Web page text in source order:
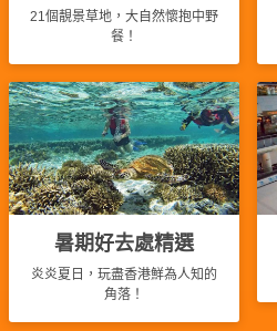
場
新
奇
玩
樂
體
驗
手
工
21個靚景草地，大自然懷抱中野
餐！
暑期好去處精選
炎炎夏日，玩盡香港鮮為人知的
角落！